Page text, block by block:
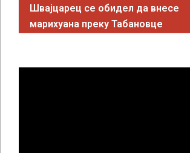
Швајцарец се обидел да внесе
марихуана преку Табановце